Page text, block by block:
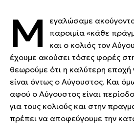
Μ
εγαλώσαμε
παροιμία «κάθε
και ο κολιός τον
έχουμε ακούσει τόσες φορές
θεωρούμε ότι η καλύτερη εποχή
είναι όντως ο Αύγουστος. Και
αφού ο Αύγουστος είναι
για τους κολιούς και στην
πρέπει να αποφεύγουμε την